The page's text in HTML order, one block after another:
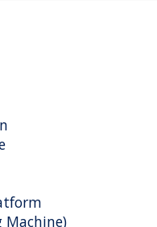
Machine)